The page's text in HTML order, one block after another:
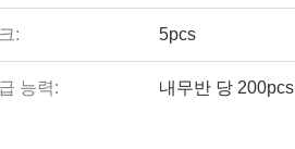
: 5pcs
능력: 내무반 당 200pcs